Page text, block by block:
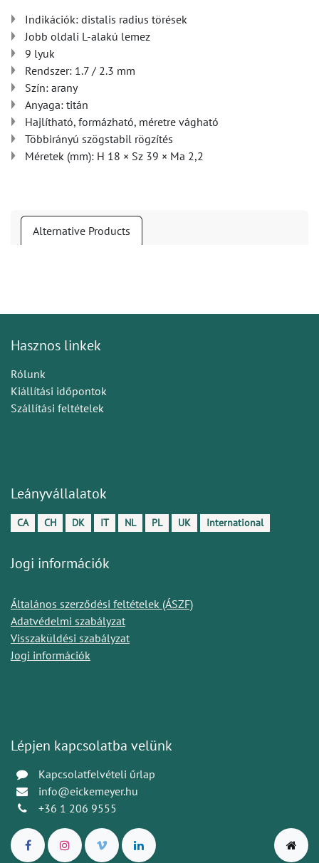
Indikációk: distalis radius törések
Jobb oldali L-alakú lemez
9 lyuk
Rendszer: 1.7 / 2.3 mm
Szín: arany
Anyaga: titán
Hajlítható, formázható, méretre vágható
Többirányú szögstabil rögzítés
Méretek (mm): H 18 × Sz 39 × Ma 2,2
Alternative Products
Hasznos linkek
Rólunk
Kiállítási időpontok
Szállítási feltételek
Leányvállalatok
CA CH DK IT NL PL UK International
Jogi információk
Általános szerződési feltételek (ÁSZF)
Adatvédelmi szabályzat
Visszaküldési szabályzat
Jogi információk
Lépjen kapcsolatba velünk
Kapcsolatfelvételi űrlap
info@eickemeyer.hu
+36 1 206 9555